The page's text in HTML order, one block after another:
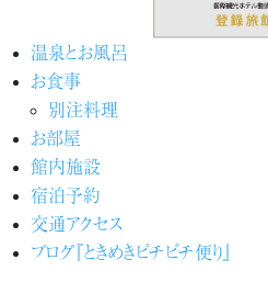
温泉とお風呂
お食事
別注料理
お部屋
館内施設
宿泊予約
交通アクセス
ブログ『ときめきピチピチ便り』